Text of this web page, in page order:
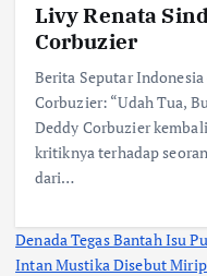
Livy Renata
Corbuzier
Berita Seputar
Corbuzier: “Udah Tua,
Deddy Corbuzier
kritiknya terhadap
dari…
Denada Tegas Bantah Isu
Intan Mustika Disebut